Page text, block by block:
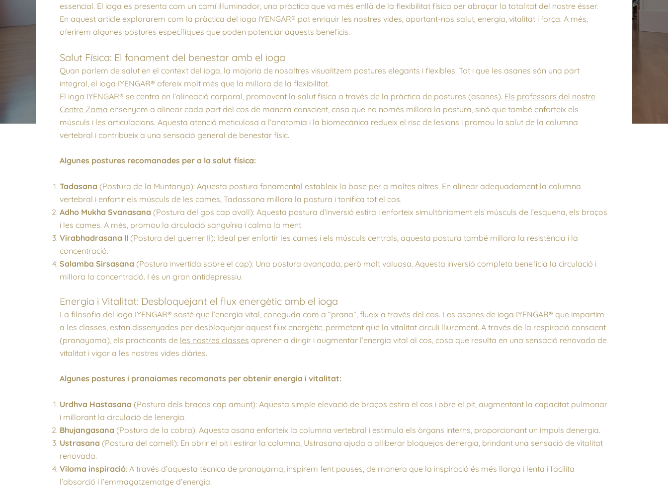
essencial. El ioga es presenta com un camí il·luminador, una pràctica que va més enllà de la flexibilitat física per abraçar la totalitat del nostre ésser.
En aquest article explorarem com la pràctica del ioga IYENGAR® pot enriquir les nostres vides, aportant-nos salut, energia, vitalitat i força. A més,
oferirem algunes postures específiques que poden potenciar aquests beneficis.
Salut Física: El fonament del benestar amb el ioga
Quan parlem de salut en el context del ioga, la majoria de nosaltres visualitzem postures elegants i flexibles. Tot i que les asanes són una part
integral, el ioga IYENGAR® ofereix molt més que la millora de la flexibilitat.
El ioga IYENGAR® se centra en l’alineació corporal, promovent la salut física a través de la pràctica de postures (asanes). Els professors del nostre
Centre Zama ensenyem a alinear cada part del cos de manera conscient, cosa que no només millora la postura, sinó que també enforteix els
músculs i les articulacions. Aquesta atenció meticulosa a l’anatomia i la biomecànica redueix el risc de lesions i promou la salut de la columna
vertebral i contribueix a una sensació general de benestar físic.
Algunes postures recomanades per a la salut física:
Tadasana (Postura de la Muntanya): Aquesta postura fonamental estableix la base per a moltes altres. En alinear adequadament la columna
vertebral i enfortir els músculs de les cames, Tadassana millora la postura i tonifica tot el cos.
Adho Mukha Svanasana (Postura del gos cap avall): Aquesta postura d’inversió estira i enforteix simultàniament els músculs de l’esquena, els braços
i les cames. A més, promou la circulació sanguínia i calma la ment.
Virabhadrasana II (Postura del guerrer II): Ideal per enfortir les cames i els músculs centrals, aquesta postura també millora la resistència i la
concentració.
Salamba Sirsasana (Postura invertida sobre el cap): Una postura avançada, però molt valuosa. Aquesta inversió completa beneficia la circulació i
millora la concentració. I és un gran antidepressiu.
Energia i Vitalitat: Desbloquejant el flux energètic amb el ioga
La filosofia del ioga IYENGAR® sosté que l’energia vital, coneguda com a “prana”, flueix a través del cos. Les asanes de ioga IYENGAR® que impartim
a les classes, estan dissenyades per desbloquejar aquest flux energètic, permetent que la vitalitat circuli lliurement. A través de la respiració conscient
(pranayama), els practicants de les nostres classes aprenen a dirigir i augmentar l’energia vital al cos, cosa que resulta en una sensació renovada de
vitalitat i vigor a les nostres vides diàries.
Algunes postures i pranaiames recomanats per obtenir energia i vitalitat:
Urdhva Hastasana (Postura dels braços cap amunt): Aquesta simple elevació de braços estira el cos i obre el pit, augmentant la capacitat pulmonar
i millorant la circulació de lenergia.
Bhujangasana (Postura de la cobra): Aquesta asana enforteix la columna vertebral i estimula els òrgans interns, proporcionant un impuls denergia.
Ustrasana (Postura del camell): En obrir el pit i estirar la columna, Ustrasana ajuda a alliberar bloquejos denergia, brindant una sensació de vitalitat
renovada.
Viloma inspiració: A través d’aquesta tècnica de pranayama, inspirem fent pauses, de manera que la inspiració és més llarga i lenta i facilita
l’absorció i l’emmagatzematge d’energia.